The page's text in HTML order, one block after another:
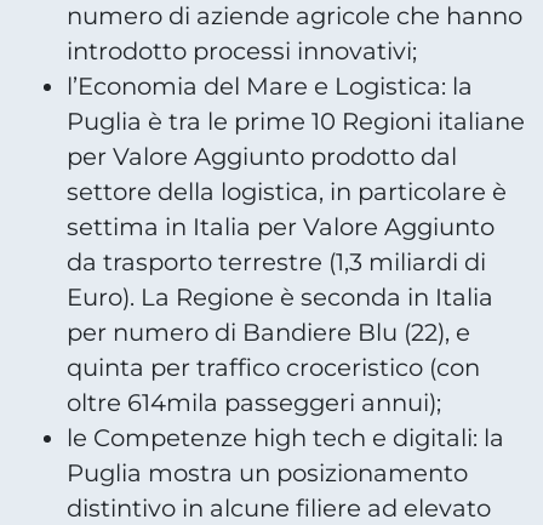
numero di aziende agricole che hanno
introdotto processi innovativi;
l’Economia del Mare e Logistica: la
Puglia è tra le prime 10 Regioni italiane
per Valore Aggiunto prodotto dal
settore della logistica, in particolare è
settima in Italia per Valore Aggiunto
da trasporto terrestre (1,3 miliardi di
Euro). La Regione è seconda in Italia
per numero di Bandiere Blu (22), e
quinta per traffico croceristico (con
oltre 614mila passeggeri annui);
le Competenze high tech e digitali: la
Puglia mostra un posizionamento
distintivo in alcune filiere ad elevato